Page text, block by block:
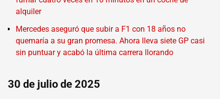
alquiler
Mercedes aseguró que subir a F1 con 18 años no
quemaría a su gran promesa. Ahora lleva siete GP casi
sin puntuar y acabó la última carrera llorando
30 de julio de 2025